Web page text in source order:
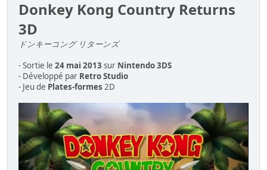
Donkey Kong Country Returns
3D
ドンキーコング リターンズ
- Sortie le 24 mai 2013 sur Nintendo 3DS
- Développé par Retro Studio
- Jeu de Plates-formes 2D